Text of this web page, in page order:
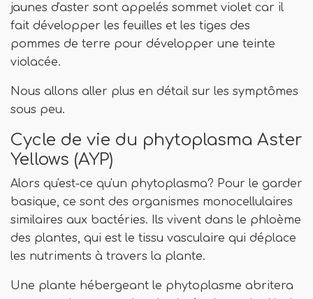
jaunes d'aster sont appelés sommet violet car il
fait développer les feuilles et les tiges des
pommes de terre pour développer une teinte
violacée.
Nous allons aller plus en détail sur les symptômes
sous peu.
Cycle de vie du phytoplasma Aster
Yellows (AYP)
Alors qu'est-ce qu'un phytoplasma? Pour le garder
basique, ce sont des organismes monocellulaires
similaires aux bactéries. Ils vivent dans le phloème
des plantes, qui est le tissu vasculaire qui déplace
les nutriments à travers la plante.
Une plante hébergeant le phytoplasme abritera